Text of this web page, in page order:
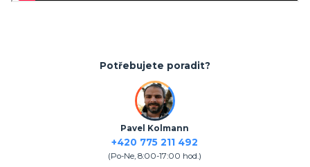
Potřebujete poradit?
Pavel Kolmann
+420 775 211 492
(Po-Ne, 8:00-17:00 hod.)